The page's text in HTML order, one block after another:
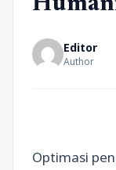
Editor
Author
Optimasi